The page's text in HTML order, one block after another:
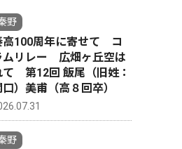
野
高100周年に寄せて コ
ムリレー 広畑ヶ丘空は
て 第12回 飯尾（旧姓：
口）美甫（高８回卒）
野